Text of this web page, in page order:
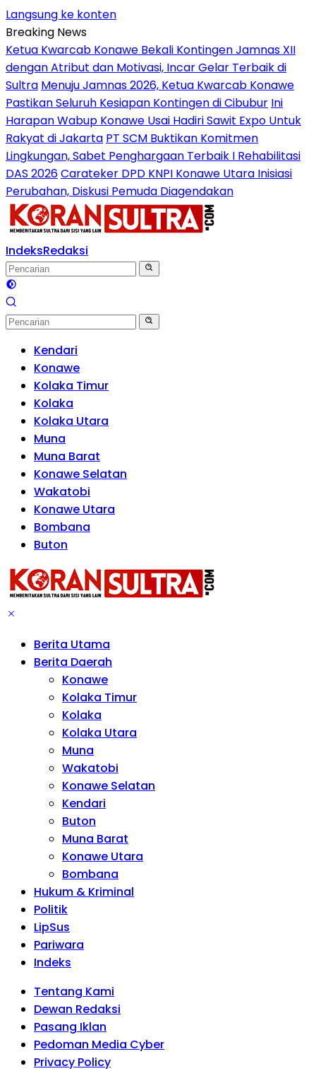
Langsung ke konten
Breaking News
Ketua Kwarcab Konawe Bekali Kontingen Jamnas XII
dengan Atribut dan Motivasi, Incar Gelar Terbaik di
Sultra Menuju Jamnas 2026, Ketua Kwarcab Konawe
Pastikan Seluruh Kesiapan Kontingen di Cibubur Ini
Harapan Wabup Konawe Usai Hadiri Sawit Expo Untuk
Rakyat di Jakarta PT SCM Buktikan Komitmen
Lingkungan, Sabet Penghargaan Terbaik I Rehabilitasi
DAS 2026Carateker DPD KNPI Konawe Utara Inisiasi
Perubahan, Diskusi Pemuda Diagendakan
IndeksRedaksi
Kendari
Konawe
Kolaka Timur
Kolaka
Kolaka Utara
Muna
Muna Barat
Konawe Selatan
Wakatobi
Konawe Utara
Bombana
Buton
Berita Utama
Berita Daerah
Konawe
Kolaka Timur
Kolaka
Kolaka Utara
Muna
Wakatobi
Konawe Selatan
Kendari
Buton
Muna Barat
Konawe Utara
Bombana
Hukum & Kriminal
Politik
LipSus
Pariwara
Indeks
Tentang Kami
Dewan Redaksi
Pasang Iklan
Pedoman Media Cyber
Privacy Policy